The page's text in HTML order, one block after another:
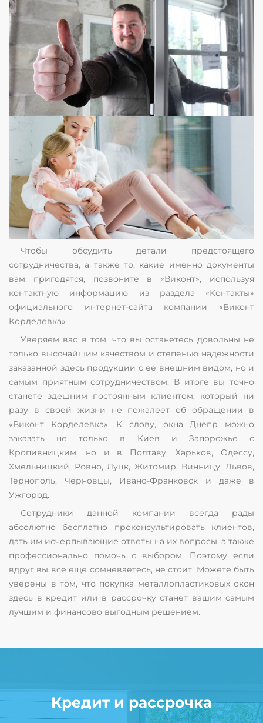
Чтобы обсудить детали предстоящего
сотрудничества, а также то, какие именно документы
вам пригодятся, позвоните в «Виконт», используя
контактную информацию из раздела «Контакты»
официального интернет-сайта компании «Виконт
Корделевка»
Уверяем вас в том, что вы останетесь довольны не
только высочайшим качеством и степенью надежности
заказанной здесь продукции с ее внешним видом, но и
самым приятным сотрудничеством. В итоге вы точно
станете здешним постоянным клиентом, который ни
разу в своей жизни не пожалеет об обращении в
«Виконт Корделевка». К слову, окна Днепр можно
заказать не только в Киев и Запорожье с
Кропивницким, но и в Полтаву, Харьков, Одессу,
Хмельницкий, Ровно, Луцк, Житомир, Винницу, Львов,
Тернополь, Черновцы, Ивано-Франковск и даже в
Ужгород.
Сотрудники данной компании всегда рады
абсолютно бесплатно проконсультировать клиентов,
дать им исчерпывающие ответы на их вопросы, а также
профессионально помочь с выбором. Поэтому если
вдруг вы все еще сомневаетесь, не стоит. Можете быть
уверены в том, что покупка металлопластиковых окон
здесь в кредит или в рассрочку станет вашим самым
лучшим и финансово выгодным решением.
Кредит и рассрочка